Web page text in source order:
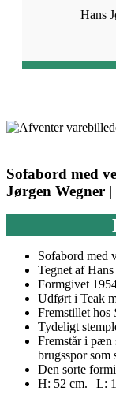
Hans
Sofabord med
Jørgen Wegner
Sofabord med
Tegnet af
Formgivet
Udført i Teak
Fremstillet hos
Tydeligt
Fremstår i pæn
brugsspor som
Den sorte
H: 52 cm. | L: